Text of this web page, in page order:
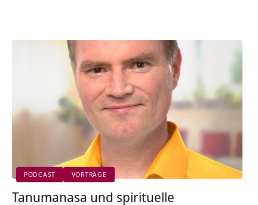
PODCAST VORTRÄGE
Tanumanasa und spirituelle